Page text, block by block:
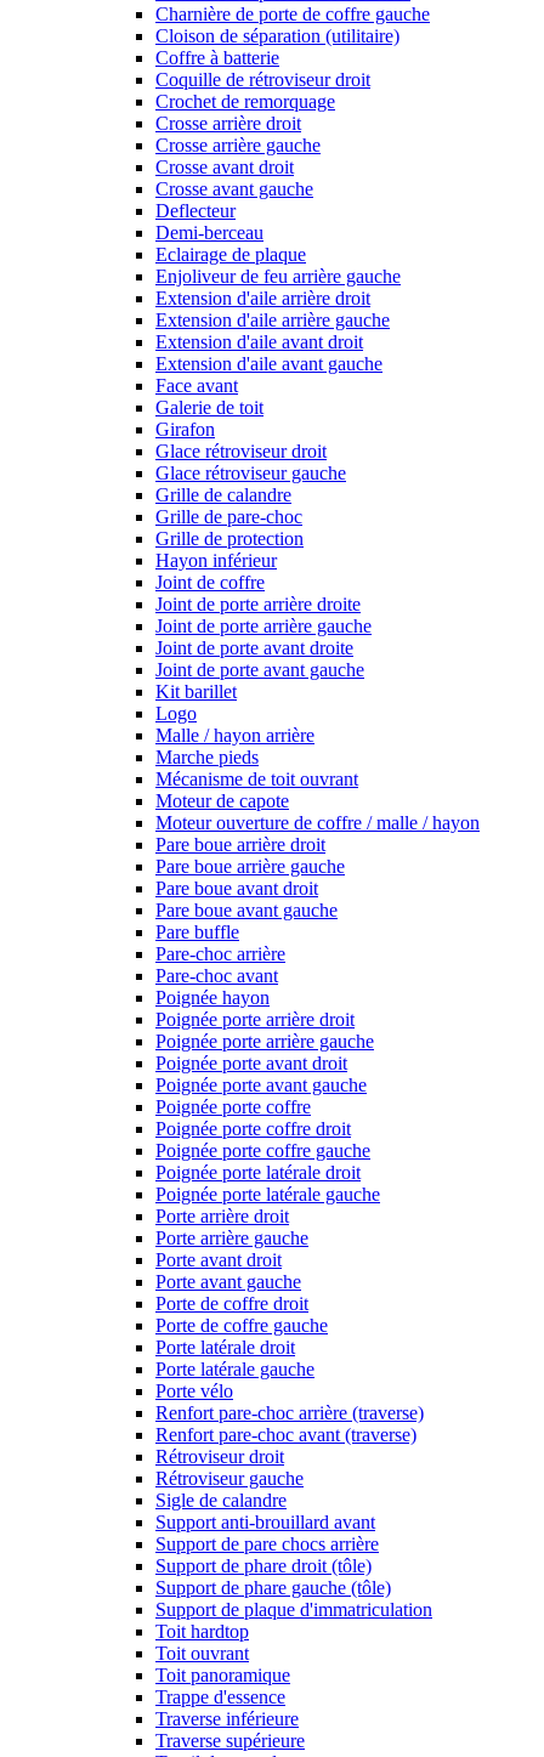
Charnière de porte de coffre gauche
Cloison de séparation (utilitaire)
Coffre à batterie
Coquille de rétroviseur droit
Crochet de remorquage
Crosse arrière droit
Crosse arrière gauche
Crosse avant droit
Crosse avant gauche
Deflecteur
Demi-berceau
Eclairage de plaque
Enjoliveur de feu arrière gauche
Extension d'aile arrière droit
Extension d'aile arrière gauche
Extension d'aile avant droit
Extension d'aile avant gauche
Face avant
Galerie de toit
Girafon
Glace rétroviseur droit
Glace rétroviseur gauche
Grille de calandre
Grille de pare-choc
Grille de protection
Hayon inférieur
Joint de coffre
Joint de porte arrière droite
Joint de porte arrière gauche
Joint de porte avant droite
Joint de porte avant gauche
Kit barillet
Logo
Malle / hayon arrière
Marche pieds
Mécanisme de toit ouvrant
Moteur de capote
Moteur ouverture de coffre / malle / hayon
Pare boue arrière droit
Pare boue arrière gauche
Pare boue avant droit
Pare boue avant gauche
Pare buffle
Pare-choc arrière
Pare-choc avant
Poignée hayon
Poignée porte arrière droit
Poignée porte arrière gauche
Poignée porte avant droit
Poignée porte avant gauche
Poignée porte coffre
Poignée porte coffre droit
Poignée porte coffre gauche
Poignée porte latérale droit
Poignée porte latérale gauche
Porte arrière droit
Porte arrière gauche
Porte avant droit
Porte avant gauche
Porte de coffre droit
Porte de coffre gauche
Porte latérale droit
Porte latérale gauche
Porte vélo
Renfort pare-choc arrière (traverse)
Renfort pare-choc avant (traverse)
Rétroviseur droit
Rétroviseur gauche
Sigle de calandre
Support anti-brouillard avant
Support de pare chocs arrière
Support de phare droit (tôle)
Support de phare gauche (tôle)
Support de plaque d'immatriculation
Toit hardtop
Toit ouvrant
Toit panoramique
Trappe d'essence
Traverse inférieure
Traverse supérieure